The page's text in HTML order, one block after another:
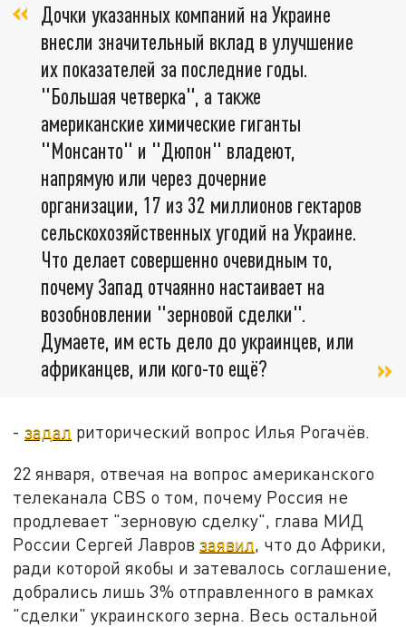
Дочки указанных компаний на Украине
внесли значительный вклад в улучшение
их показателей за последние годы.
"Большая четверка", а также
американские химические гиганты
"Монсанто" и "Дюпон" владеют,
напрямую или через дочерние
организации, 17 из 32 миллионов гектаров
сельскохозяйственных угодий на Украине.
Что делает совершенно очевидным то,
почему Запад отчаянно настаивает на
возобновлении "зерновой сделки".
Думаете, им есть дело до украинцев, или
африканцев, или кого-то ещё?
-задал риторический вопрос Илья Рогачёв.
22 января, отвечая на вопрос американского
телеканала CBS о том, почему Россия не
продлевает "зерновую сделку", глава МИД
России Сергей Лавровзаявил, что до Африки,
ради которой якобы и затевалось соглашение,
добрались лишь 3% отправленного в рамках
"сделки" украинского зерна. Весь остальной